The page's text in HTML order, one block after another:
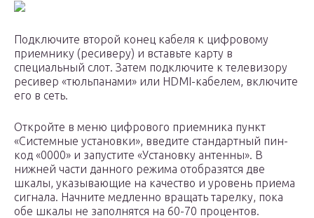
Подключите второй конец кабеля к цифровому
приемнику (ресиверу) и вставьте карту в
специальный слот. Затем подключите к телевизору
ресивер «тюльпанами» или HDMI-кабелем, включите
его в сеть.
Откройте в меню цифрового приемника пункт
«Системные установки», введите стандартный пин-
код «0000» и запустите «Установку антенны». В
нижней части данного режима отобразятся две
шкалы, указывающие на качество и уровень приема
сигнала. Начните медленно вращать тарелку, пока
обе шкалы не заполнятся на 60-70 процентов.